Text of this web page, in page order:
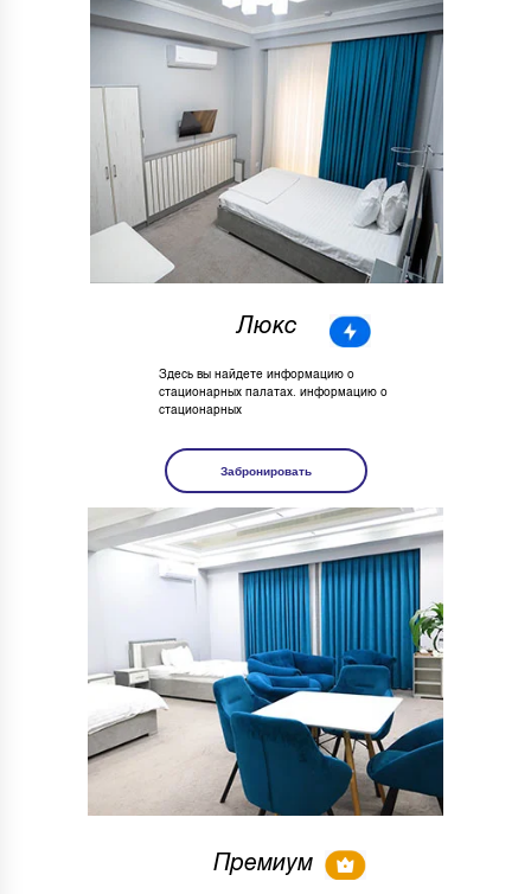
Премиум
Люкс
Здесь вы найдете информацию о
стационарных палатах. информацию о
стационарных
Забронировать